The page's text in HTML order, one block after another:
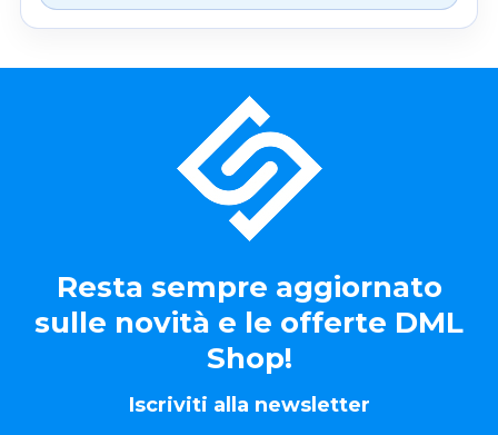
Resta sempre aggiornato
sulle novità e le offerte DML
Shop!
Iscriviti alla newsletter